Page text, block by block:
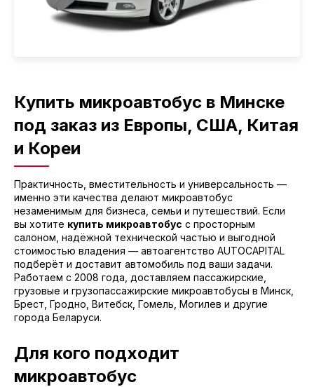
Купить микроавтобус в Минске
под заказ из Европы, США, Китая
и Кореи
Практичность, вместительность и универсальность —
именно эти качества делают микроавтобус
незаменимым для бизнеса, семьи и путешествий. Если
вы хотите купить микроавтобус с просторным
салоном, надёжной технической частью и выгодной
стоимостью владения — автоагентство AUTOCAPITAL
подберёт и доставит автомобиль под ваши задачи.
Работаем с 2008 года, доставляем пассажирские,
грузовые и грузопассажирские микроавтобусы в Минск,
Брест, Гродно, Витебск, Гомель, Могилев и другие
города Беларуси.
Для кого подходит
микроавтобус